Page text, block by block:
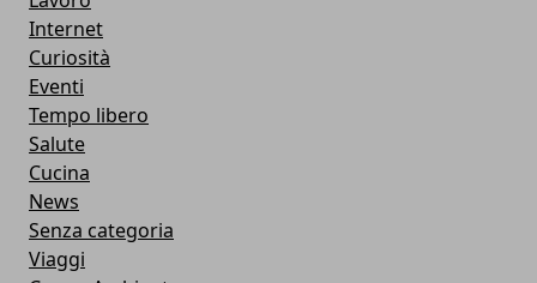
Internet
Curiosità
Eventi
Tempo libero
Salute
Cucina
News
Senza categoria
Viaggi